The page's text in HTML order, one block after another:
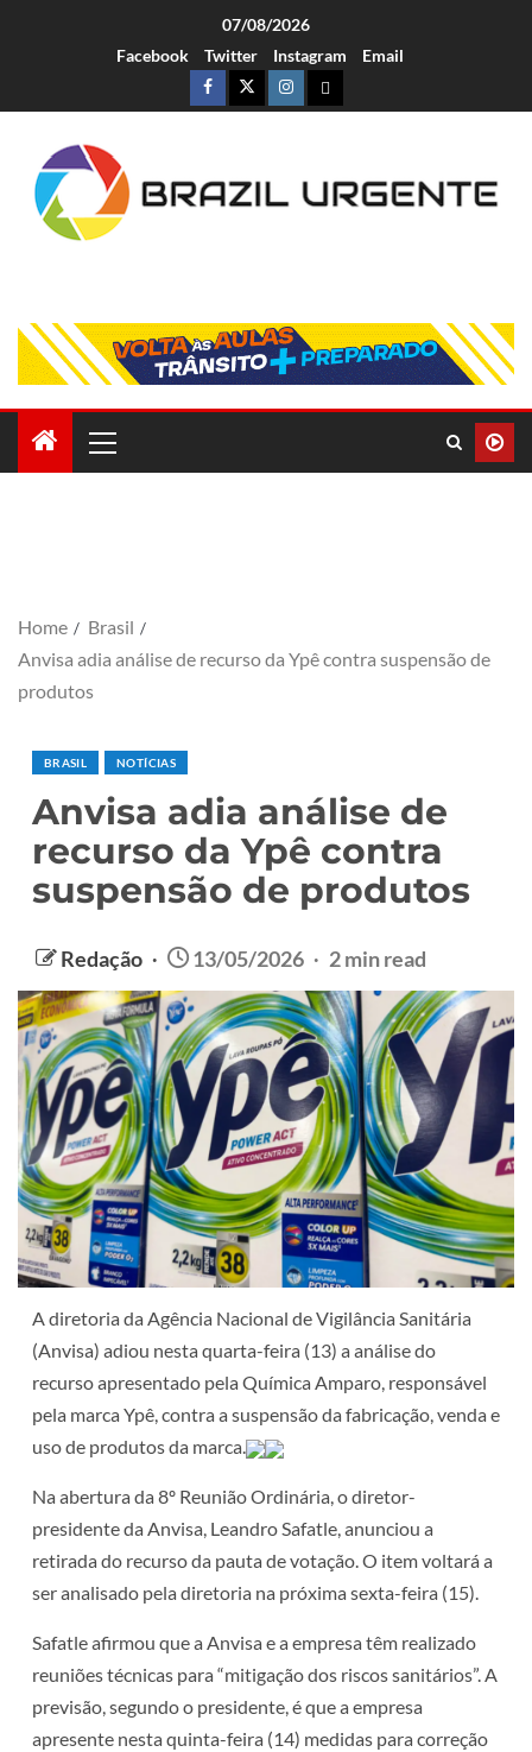
07/08/2026
Facebook
Twitter Instagram Email
Home
Brasil
Anvisa adia análise de recurso da Ypê contra suspensão de
produtos
BRASIL NOTÍCIAS
Anvisa adia análise de
recurso da Ypê contra
suspensão de produtos
Redação 13/05/2026 2 min read
A diretoria da Agência Nacional de Vigilância Sanitária
(Anvisa) adiou nesta quarta-feira (13) a análise do
recurso apresentado pela Química Amparo, responsável
pela marca Ypê, contra a suspensão da fabricação, venda e
uso de produtos da marca.
Na abertura da 8º Reunião Ordinária, o diretor-
presidente da Anvisa, Leandro Safatle, anunciou a
retirada do recurso da pauta de votação. O item voltará a
ser analisado pela diretoria na próxima sexta-feira (15).
Safatle afirmou que a Anvisa e a empresa têm realizado
reuniões técnicas para “mitigação dos riscos sanitários”. A
previsão, segundo o presidente, é que a empresa
apresente nesta quinta-feira (14) medidas para correção